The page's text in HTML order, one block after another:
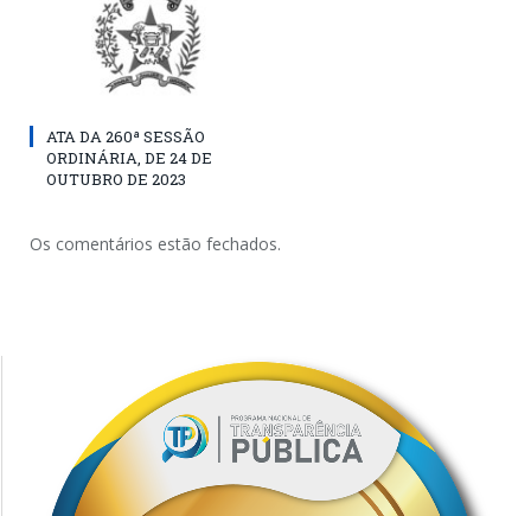
ATA DA 260ª SESSÃO
ORDINÁRIA, DE 24 DE
OUTUBRO DE 2023
Os comentários estão fechados.